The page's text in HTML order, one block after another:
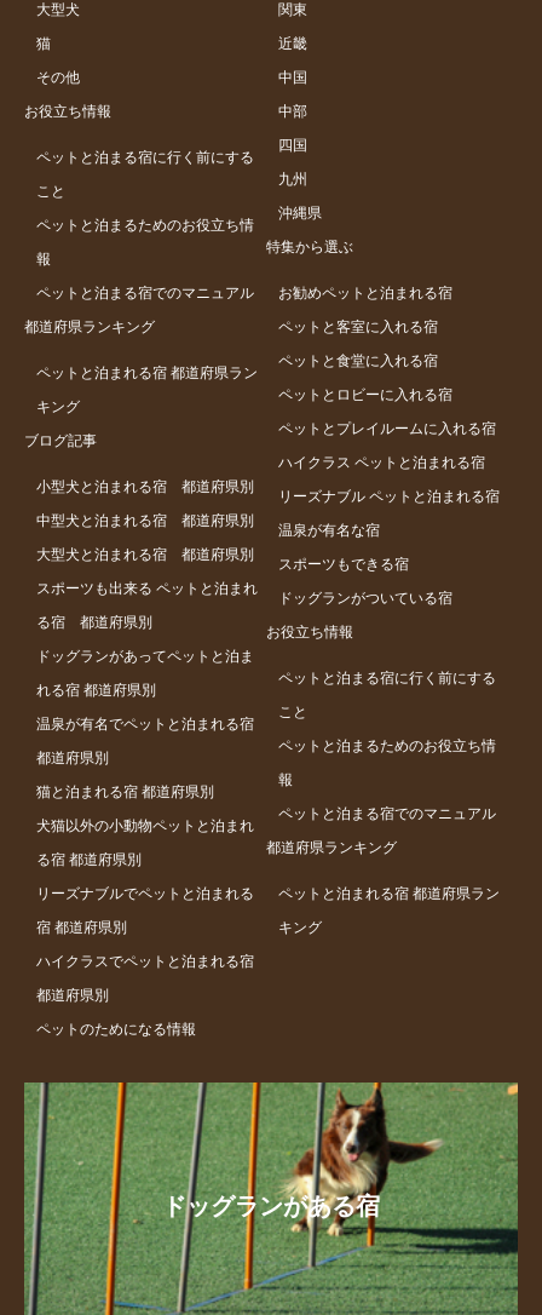
大型犬
猫
その他
お役立ち情報
ペットと泊まる宿に行く前にする
こと
ペットと泊まるためのお役立ち情
報
ペットと泊まる宿でのマニュアル
都道府県ランキング
ペットと泊まれる宿 都道府県ラン
キング
ブログ記事
小型犬と泊まれる宿 都道府県別
中型犬と泊まれる宿 都道府県別
大型犬と泊まれる宿 都道府県別
スポーツも出来る ペットと泊まれ
る宿 都道府県別
ドッグランがあってペットと泊ま
れる宿 都道府県別
温泉が有名でペットと泊まれる宿
都道府県別
猫と泊まれる宿 都道府県別
犬猫以外の小動物ペットと泊まれ
る宿 都道府県別
リーズナブルでペットと泊まれる
宿 都道府県別
ハイクラスでペットと泊まれる宿
都道府県別
ペットのためになる情報
関東
近畿
中国
中部
四国
九州
沖縄県
特集から選ぶ
お勧めペットと泊まれる宿
ペットと客室に入れる宿
ペットと食堂に入れる宿
ペットとロビーに入れる宿
ペットとプレイルームに入れる宿
ハイクラス ペットと泊まれる宿
リーズナブル ペットと泊まれる宿
温泉が有名な宿
スポーツもできる宿
ドッグランがついている宿
お役立ち情報
ペットと泊まる宿に行く前にする
こと
ペットと泊まるためのお役立ち情
報
ペットと泊まる宿でのマニュアル
都道府県ランキング
ペットと泊まれる宿 都道府県ラン
キング
ドッグランがある宿